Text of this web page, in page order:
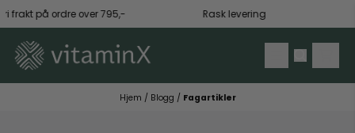
Hopp til innhold
frakt på ordre over 795,- Rask levering
Hjem / Blogg / Fagartikler